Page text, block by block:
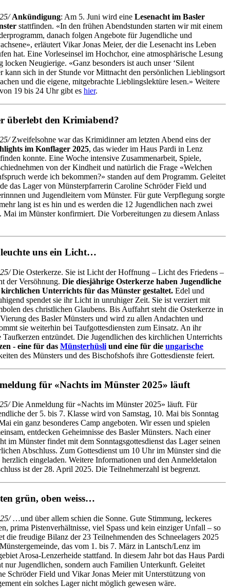
Ankündigung: Am 5. Juni wird eine Lesenacht im Basler
stattfinden. «In den frühen Abendstunden starten wir mit einem
danach folgen Angebote für Jugendliche und
erläutert Vikar Jonas Meier, der die Lesenacht ins Leben
hat. Eine Vorleseinsel im Hochchor, eine atmosphärische Lesung
Neugierige. «Ganz besonders ist auch unser ‘Silent
kann sich in der Stunde vor Mittnacht den persönlichen Lieblingsort
und die eigene, mitgebrachte Lieblingslektüre lesen.» Weitere
19 bis 24 Uhr gibt es hier.
überlebt den Krimiabend?
Zweifelsohne war das Krimidinner am letzten Abend eins der
im Konflager 2025, das wieder im Haus Pardi in Lenz
konnte. Eine Woche intensive Zusammenarbeit, Spiele,
von der Kindheit und natürlich die Frage «Welchen
werde ich bekommen?» standen auf dem Programm. Geleitet
das Lager von Münsterpfarrerin Caroline Schröder Field und
und Jugendleitern vom Münster. Für gute Verpflegung sorgte
lang ist es hin und es werden die 12 Jugendlichen nach zwei
Mai im Münster konfirmiert. Die Vorbereitungen zu diesem Anlass
uns ein Licht…
Die Osterkerze. Sie ist Licht der Hoffnung – Licht des Friedens –
der Versöhnung. Die diesjährige Osterkerze haben Jugendliche
kirchlichen Unterrichts für das Münster gestaltet. Edel und
spendet sie ihr Licht in unruhiger Zeit. Sie ist verziert mit
des christlichen Glaubens. Bis Auffahrt steht die Osterkerze in
des Basler Münsters und wird zu allen Andachten und
sie weiterhin bei Taufgottesdiensten zum Einsatz. An ihr
Taufkerzen entzündet. Die Jugendlichen des kirchlichen Unterrichts
- eine für das Münsterhüsli und eine für die ungarische
des Münsters und des Bischofshofs ihre Gottesdienste feiert.
für «Nachts im Münster 2025» läuft
Die Anmeldung für «Nachts im Münster 2025» läuft. Für
der 5. bis 7. Klasse wird von Samstag, 10. Mai bis Sonntag
ein ganz besonderes Camp angeboten. Wir essen und spielen
entdecken Geheimnisse des Basler Münsters. Nach einer
im Münster findet mit dem Sonntagsgottesdienst das Lager seinen
Abschluss. Zum Gottesdienst um 10 Uhr im Münster sind die
eingeladen. Weitere Informationen und den Anmeldetalon
ist der 28. April 2025. Die Teilnehmerzahl ist begrenzt.
grün, oben weiss…
…und über allem schien die Sonne. Gute Stimmung, leckeres
prima Pistenverhältnisse, viel Spass und kein einziger Unfall – so
die freudige Bilanz der 23 Teilnehmenden des Schneelagers 2025
das vom 1. bis 7. März in Lantsch/Lenz im
Arosa-Lenzerheide stattfand. In diesem Jahr bot das Haus Pardi
nur Jugendlichen, sondern auch Familien Unterkunft. Geleitet
Schröder Field und Vikar Jonas Meier mit Unterstützung von
ein solches Lager nicht möglich gewesen wäre.